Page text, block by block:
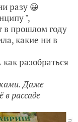
разу 😀
",
в прошлом году
какие ни в
разобраться
Даже
рассаде